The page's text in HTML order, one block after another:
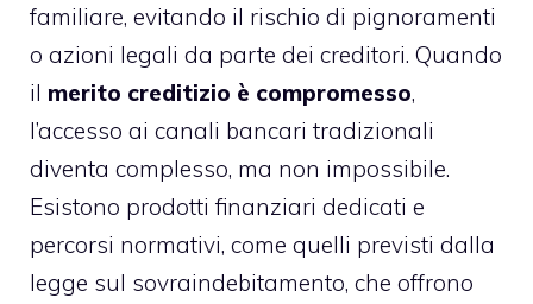
familiare, evitando il rischio di pignoramenti
o azioni legali da parte dei creditori. Quando
il merito creditizio è compromesso,
l’accesso ai canali bancari tradizionali
diventa complesso, ma non impossibile.
Esistono prodotti finanziari dedicati e
percorsi normativi, come quelli previsti dalla
legge sul sovraindebitamento, che offrono